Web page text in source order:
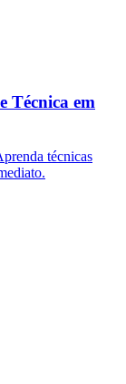
Técnica em
técnicas